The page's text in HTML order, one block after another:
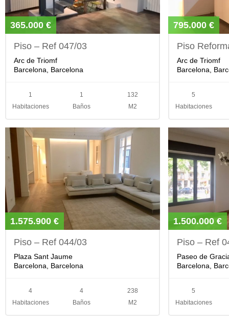
365.000 €
Piso – Ref 047/03
Arc de Triomf
Barcelona, Barcelona
1
Habitaciones
1
Baños
132
M2
795.000 €
Piso
Arc de Triomf
Barcelona,
5
Habitaciones
1.575.900 €
Piso – Ref 044/03
Plaza Sant Jaume
Barcelona, Barcelona
4
Habitaciones
4
Baños
238
M2
1.500.000 €
Piso – Ref
Paseo de
Barcelona,
5
Habitaciones